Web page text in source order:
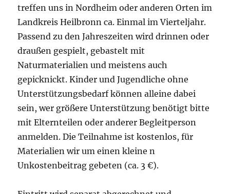
treffen uns in Nordheim oder anderen Orten im
Landkreis Heilbronn ca. Einmal im Vierteljahr.
Passend zu den Jahreszeiten wird drinnen oder
draußen gespielt, gebastelt mit
Naturmaterialien und meistens auch
gepicknickt. Kinder und Jugendliche ohne
Unterstützungsbedarf können alleine dabei
sein, wer größere Unterstützung benötigt bitte
mit Elternteilen oder anderer Begleitperson
anmelden. Die Teilnahme ist kostenlos, für
Materialien wir um einen kleine n
Unkostenbeitrag gebeten (ca. 3 €).